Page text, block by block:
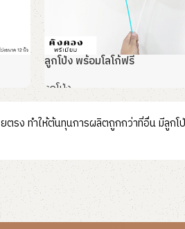
ลูกโป่ง พร้อมโลโก้ฟรี
ลูกโป่ง
ตรง ทำให้ต้นทุนการผลิตถูกกว่าที่อื่น มีลูกโ